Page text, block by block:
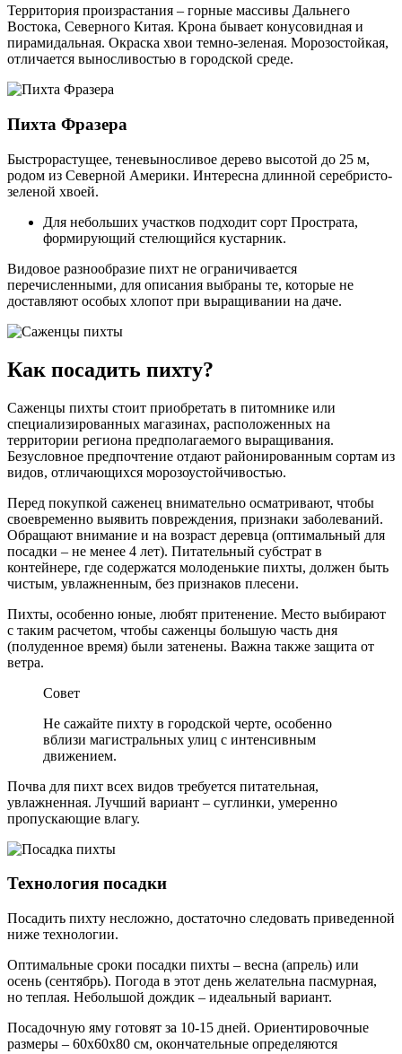
Территория произрастания – горные массивы Дальнего
Востока, Северного Китая. Крона бывает конусовидная и
пирамидальная. Окраска хвои темно-зеленая. Морозостойкая,
отличается выносливостью в городской среде.
Пихта Фразера
Быстрорастущее, теневыносливое дерево высотой до 25 м,
родом из Северной Америки. Интересна длинной серебристо-
зеленой хвоей.
Для небольших участков подходит сорт Прострата,
формирующий стелющийся кустарник.
Видовое разнообразие пихт не ограничивается
перечисленными, для описания выбраны те, которые не
доставляют особых хлопот при выращивании на даче.
Как посадить пихту?
Саженцы пихты стоит приобретать в питомнике или
специализированных магазинах, расположенных на
территории региона предполагаемого выращивания.
Безусловное предпочтение отдают районированным сортам из
видов, отличающихся морозоустойчивостью.
Перед покупкой саженец внимательно осматривают, чтобы
своевременно выявить повреждения, признаки заболеваний.
Обращают внимание и на возраст деревца (оптимальный для
посадки – не менее 4 лет). Питательный субстрат в
контейнере, где содержатся молоденькие пихты, должен быть
чистым, увлажненным, без признаков плесени.
Пихты, особенно юные, любят притенение. Место выбирают
с таким расчетом, чтобы саженцы большую часть дня
(полуденное время) были затенены. Важна также защита от
ветра.
Совет
Не сажайте пихту в городской черте, особенно
вблизи магистральных улиц с интенсивным
движением.
Почва для пихт всех видов требуется питательная,
увлажненная. Лучший вариант – суглинки, умеренно
пропускающие влагу.
Технология посадки
Посадить пихту несложно, достаточно следовать приведенной
ниже технологии.
Оптимальные сроки посадки пихты – весна (апрель) или
осень (сентябрь). Погода в этот день желательна пасмурная,
но теплая. Небольшой дождик – идеальный вариант.
Посадочную яму готовят за 10-15 дней. Ориентировочные
размеры – 60х60х80 см, окончательные определяются